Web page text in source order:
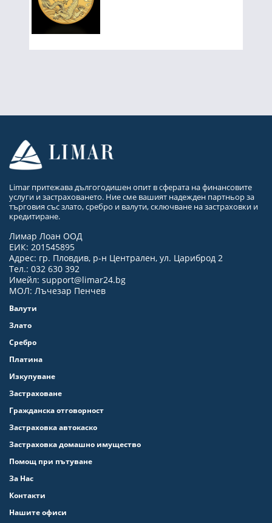
Limar притежава дългогодишен опит в сферата на финансовите
услуги и застраховането. Ние сме вашият надежден партньор за
търговия със злато, сребро и валути, сключване на застраховки и
кредитиране.
Лимар Лоан ООД
ЕИК: 201545895
Адрес: гр. Пловдив, р-н Централен, ул. Цариброд 2
Тел.: 032 630 392
Имейл: support@limar24.bg
МОЛ: Лъчезар Пенчев
Валути
Злато
Сребро
Платина
Изкупуване
Застраховане
Гражданска отговорност
Застраховка автокаско
Застраховка домашно имущество
Помощ при пътуване
За Нас
Контакти
Нашите офиси